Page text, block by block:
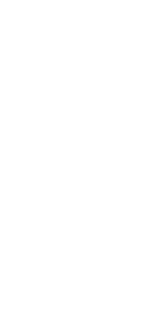
nestačil: Slovenská
náskok a bronz berú